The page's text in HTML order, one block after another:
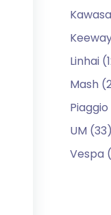
Linhai
Mash
Piaggio
UM (33)
Vespa